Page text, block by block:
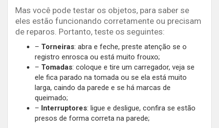
Mas você pode testar os objetos, para saber se
eles estão funcionando corretamente ou precisam
de reparos. Portanto, teste os seguintes:
– Torneiras: abra e feche, preste atenção se o
registro enrosca ou está muito frouxo;
– Tomadas: coloque e tire um carregador, veja se
ele fica parado na tomada ou se ela está muito
larga, caindo da parede e se há marcas de
queimado;
– Interruptores: ligue e desligue, confira se estão
presos de forma correta na parede;